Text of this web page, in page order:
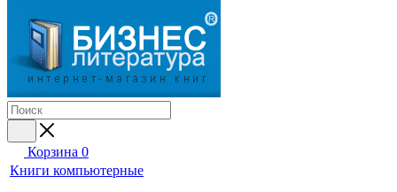
Корзина 0
Книги компьютерные